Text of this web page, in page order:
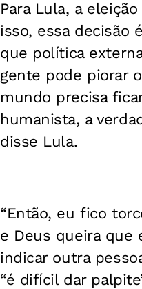
Para Lula, a
isso, essa decisão
que política
gente pode piorar
mundo precisa
humanista, a
disse Lula.
“Então, eu fico
e Deus queira que
indicar outra
“é difícil dar